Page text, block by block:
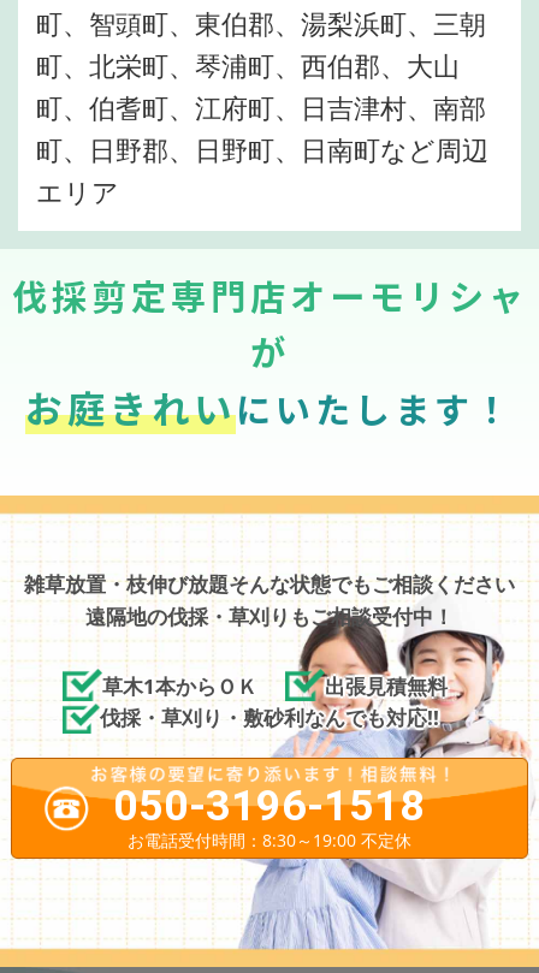
町、智頭町、東伯郡、湯梨浜町、三朝
町、北栄町、琴浦町、西伯郡、大山
町、伯耆町、江府町、日吉津村、南部
町、日野郡、日野町、日南町など周辺
エリア
伐採剪定専門店オーモリシャ
が
お庭きれいにいたします！
雑草放置・枝伸び放題そんな状態でもご相談ください
遠隔地の伐採・草刈りもご相談受付中！
草木1本からＯＫ
出張見積無料
伐採・草刈り・敷砂利なんでも対応!!
050-3196-1518
お電話受付時間：8:30～19:00 不定休